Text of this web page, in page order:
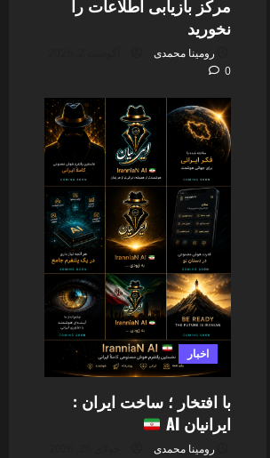
مرکز بازیابی اطلاعات را
نخورید
رومینا محمدی
0
اخبار
با افتخار ؛ ساخت ایران :
ایرانیان AI
رومینا محمدی